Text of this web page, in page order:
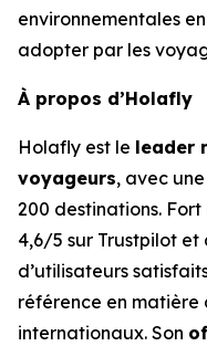
environnementales
adopter par les
À propos d’Holafly
Holafly est le leader
voyageurs, avec
200 destinations.
4,6/5 sur Trustpilot et
d’utilisateurs
référence en matière
internationaux. Son